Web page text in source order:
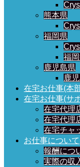
熊本県
福岡県
福
鹿児島県
鹿
在宅お仕事(本
在宅お仕事(サ
在宅代理
在宅代理
在宅チャ
お仕事について
報酬につ
実際の収